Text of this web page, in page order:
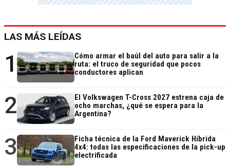
LAS MÁS LEÍDAS
1
Cómo armar el baúl del auto para salir a la
ruta: el truco de seguridad que pocos
conductores aplican
2
El Volkswagen T-Cross 2027 estrena caja de
ocho marchas, ¿qué se espera para la
Argentina?
3
Ficha técnica de la Ford Maverick Híbrida
4x4: todas las especificaciones de la pick-up
electrificada